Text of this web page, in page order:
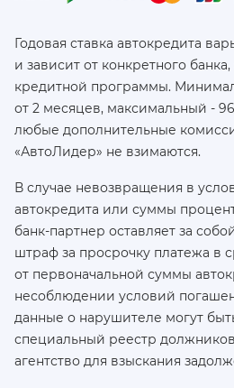
Годовая ставка автокредита
и зависит от конкретного
кредитной программы.
от 2 месяцев, максимальный -
любые дополнительные
«АвтоЛидер» не взимаются.
В случае невозвращения в
автокредита или суммы
банк-партнер оставляет за
штраф за просрочку платежа в
от первоначальной суммы
несоблюдении условий
данные о нарушителе могут
специальный реестр
агентство для взыскания